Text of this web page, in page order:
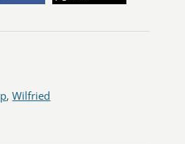
,Wilfried